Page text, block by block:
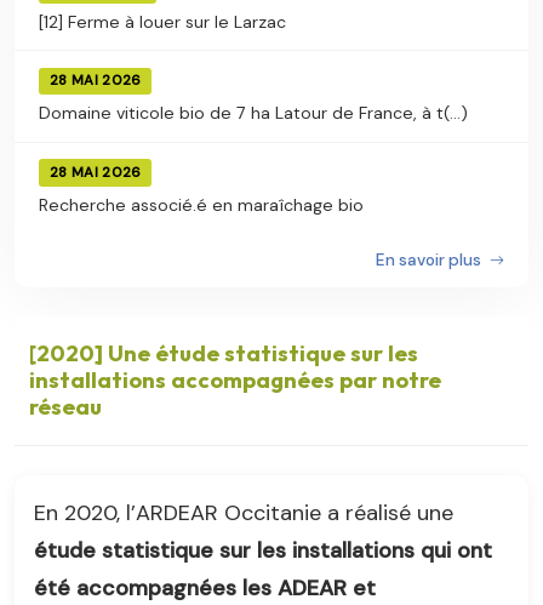
[12] Ferme à louer sur le Larzac
28 MAI 2026
Domaine viticole bio de 7 ha Latour de France, à t(...)
28 MAI 2026
Recherche associé.é en maraîchage bio
En savoir plus
[2020] Une étude statistique sur les
installations accompagnées par notre
réseau
En 2020, l’ARDEAR Occitanie a réalisé une
étude statistique sur les installations qui ont
été accompagnées les ADEAR et